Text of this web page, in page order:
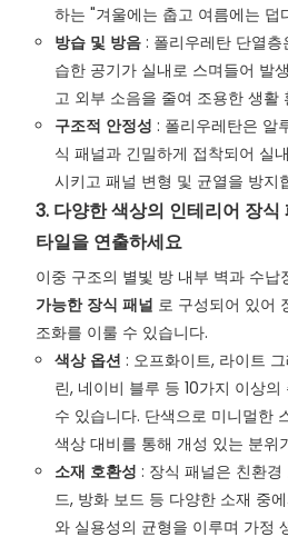
하는 "겨울에는 춥고 여름에는 덥
방습 및 방음: 폴리우레탄 단열층
습한 공기가 실내로 스며들어 발
고 외부 소음을 줄여 조용한 생활
구조적 안정성 : 폴리우레탄은 알
식 패널과 긴밀하게 접착되어 실
시키고 패널 변형 및 균열을 방지
3. 다양한 색상의 인테리어 장
타일을 연출하세요
이중 구조의 별빛 방 내부 벽과 수납
가능한 장식 패널 로 구성되어 있어
조화를 이룰 수 있습니다.
색상 옵션 : 오프화이트, 라이트
린, 네이비 블루 등 10가지 이상
수 있습니다. 단색으로 미니멀한
색상 대비를 통해 개성 있는 분위
소재 호환성 : 장식 패널은 친환
드, 방화 보드 등 다양한 소재 중
와 실용성의 균형을 이루며 가정